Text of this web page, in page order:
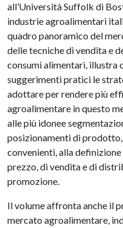
all’Università Suffolk di
industrie agroalimentari
quadro panoramico del
delle tecniche di vendita e
consumi alimentari, illustra
suggerimenti pratici le
adottare per rendere più
agroalimentare in questo
alle più idonee
posizionamenti di
convenienti, alla
prezzo, di vendita e di
promozione.
Il volume affronta anche il
mercato agroalimentare,